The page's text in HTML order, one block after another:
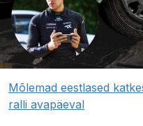
Mõlemad eestlased
ralli avapäeval